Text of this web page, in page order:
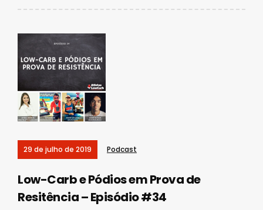
29 de julho de 2019 Podcast
Low-Carb e Pódios em Prova de
Resitência – Episódio #34